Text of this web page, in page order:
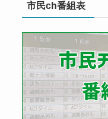
市民ch番組表